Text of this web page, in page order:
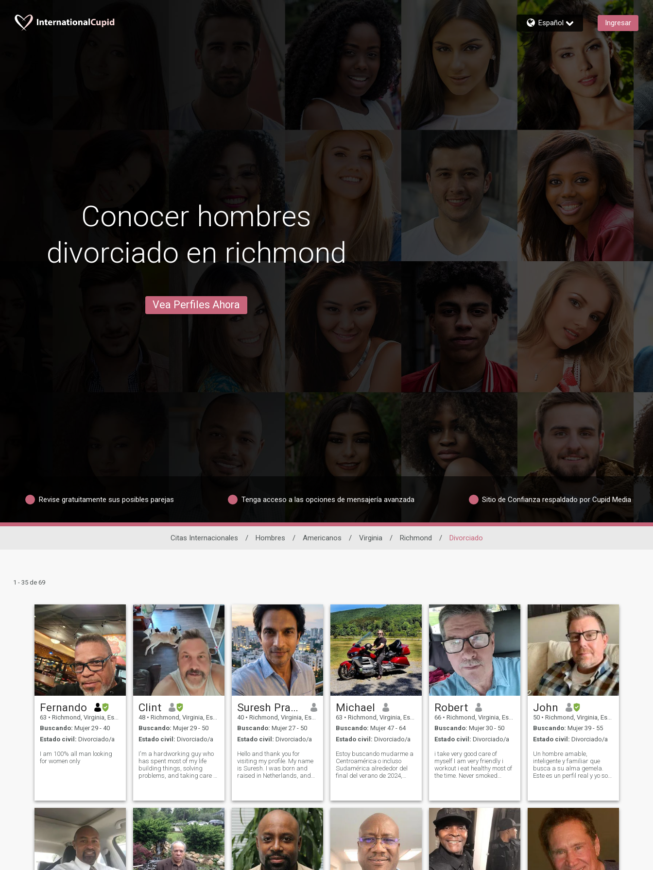
Español Ingresar
Conocer hombres
divorciado en richmond
Vea Perfiles Ahora
Revise gratuitamente sus posibles parejas Tenga acceso a las opciones de mensajería avanzada Sitio de Confianza respaldado por Cupid Media
Citas Internacionales / Hombres / Americanos / Virginia / Richmond / Divorciado
1 - 35 de 69
Fernando
63 • Richmond, Virginia, Estados Unidos
Buscando: Mujer 29 - 40
Estado civil: Divorciado/a
I am 100% all man looking
for women only
Clint
48 • Richmond, Virginia, Estados Unidos
Buscando: Mujer 29 - 50
Estado civil: Divorciado/a
I'm a hardworking guy who
has spent most of my life
building things, solving
problems, and taking care of
reasons to laugh. Life has
taught me a lot, and these
days I value hon
Suresh Prabhu
40 • Richmond, Virginia, Estados Unidos
Buscando: Mujer 27 - 50
Estado civil: Divorciado/a
Hello and thank you for
visiting my profile. My name
is Suresh. I was born and
raised in Netherlands, and
Engineering and currently
work in the civil and
infrastructure sector
Michael
63 • Richmond, Virginia, Estados Unidos
Buscando: Mujer 47 - 64
Estado civil: Divorciado/a
Estoy buscando mudarme a
Centroamérica o incluso
Sudamérica alrededor del
final del verano de 2024,
pacífico como Mazatlán en
México, o incluso el noroeste
de Colombia como
Baranquilla o Cartagena.
Perú es otra posibilidad.
Admiro los valores latinos de
la familia, el trabajo duro y el
disfrute de la vida. Aunque
no soy cristiano practicante,
Robert
66 • Richmond, Virginia, Estados Unidos
Buscando: Mujer 30 - 50
Estado civil: Divorciado/a
i take very good care of
myself I am very friendly i
workout i eat healthy most of
the time. Never smoked
to meet someone special, she
belongs right here next to me
T
John
50 • Richmond, Virginia, Estados Unidos
Buscando: Mujer 39 - 55
Estado civil: Divorciado/a
Un hombre amable,
inteligente y familiar que
busca a su alma gemela.
Este es un perfil real y yo soy
soy realmente una persona
normal, buscando lo mismo.
Viajo un poco por trabajo,
pero no por mucho tiempo.
Empiezo un nuevo trabajo en
breve con mucho menos
viajes y quiero establecerme
y relajarme un poco. Estoy
activo, hago deportes, como